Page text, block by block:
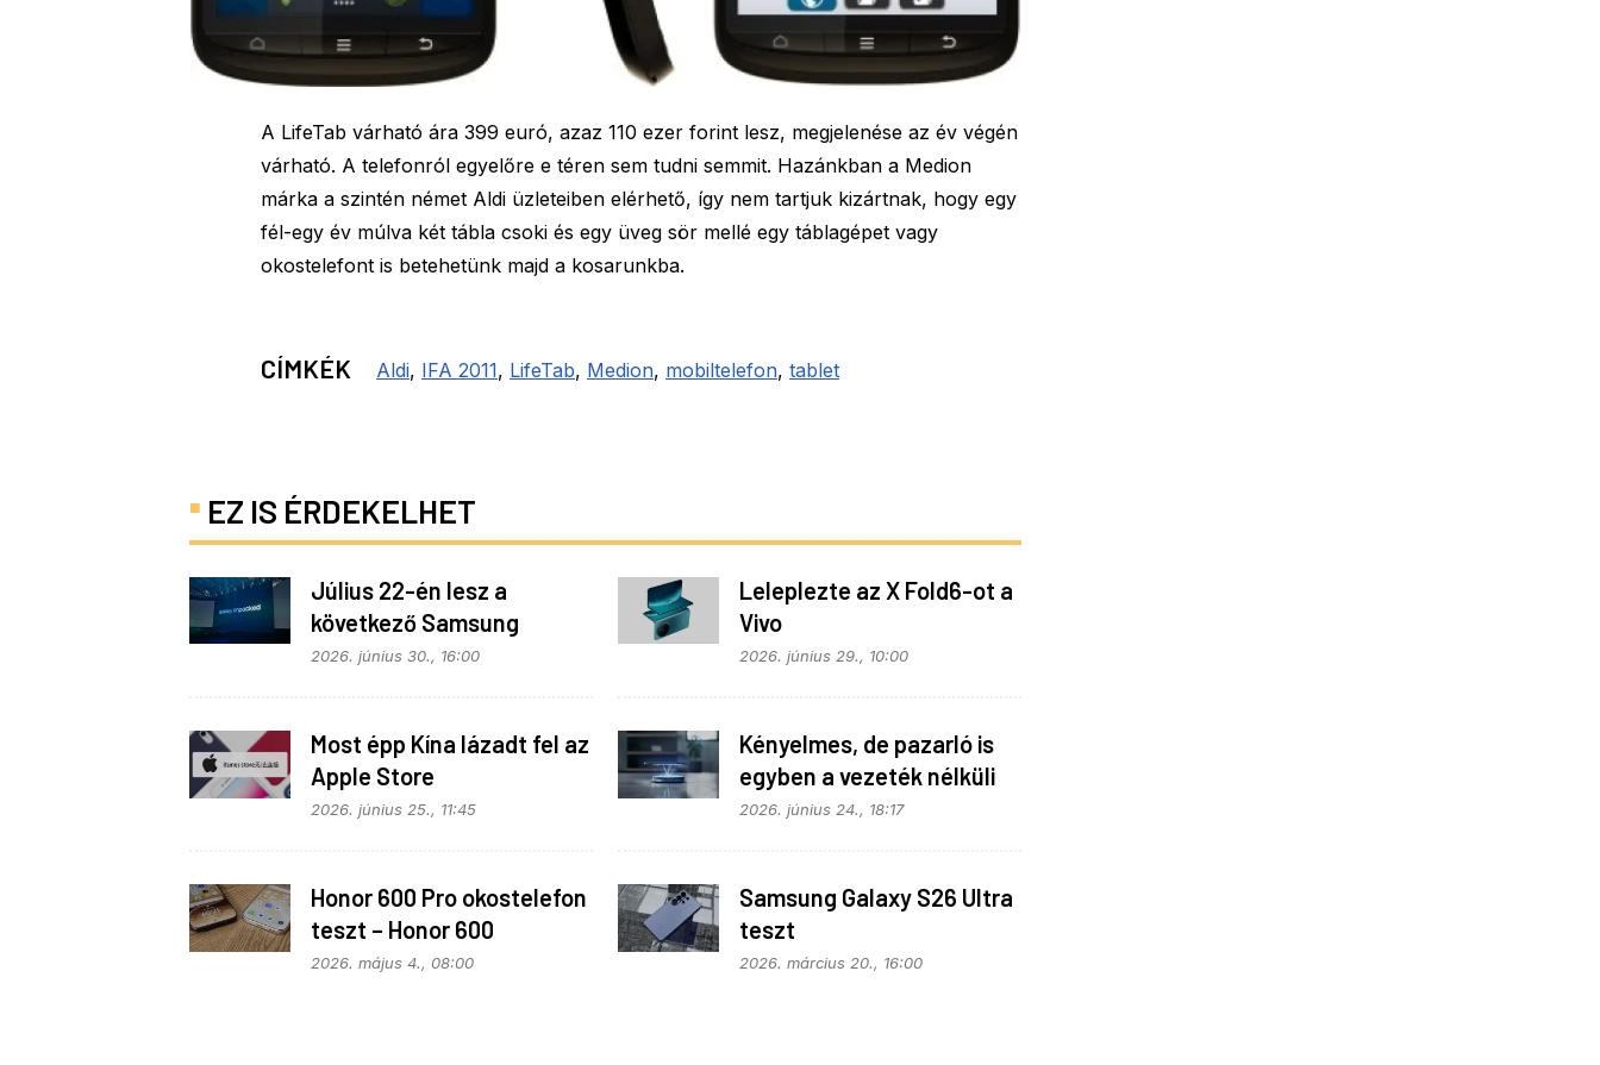
A LifeTab várható ára 399 euró, azaz 110 ezer forint lesz, megjelenése az év végén
várható. A telefonról egyelőre e téren sem tudni semmit. Hazánkban a Medion
márka a szintén német Aldi üzleteiben elérhető, így nem tartjuk kizártnak, hogy egy
fél-egy év múlva két tábla csoki és egy üveg sör mellé egy táblagépet vagy
okostelefont is betehetünk majd a kosarunkba.
CÍMKÉK Aldi, IFA 2011, LifeTab, Medion, mobiltelefon, tablet
EZ IS ÉRDEKELHET
Július 22-én lesz a
következő Samsung
Galaxy Unpacked – ez
2026. június 30., 16:00
Leleplezte az X Fold6-ot a
Vivo
2026. június 29., 10:00
Most épp Kína lázadt fel az
Apple Store
monopolhelyzete ellen
2026. június 25., 11:45
Kényelmes, de pazarló is
egyben a vezeték nélküli
töltés
2026. június 24., 18:17
Honor 600 Pro okostelefon
teszt – Honor 600
kitekintéssel
2026. május 4., 08:00
Samsung Galaxy S26 Ultra
teszt
2026. március 20., 16:00